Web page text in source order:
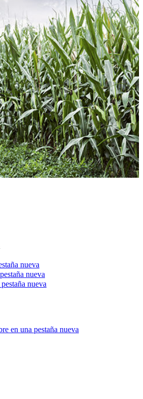
nueva
nueva
nueva
en una pestaña nueva